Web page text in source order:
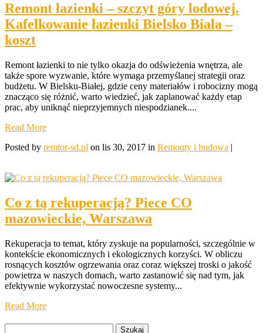
Remont łazienki – szczyt góry lodowej.
Kafelkowanie łazienki Bielsko Biała –
koszt
Remont łazienki to nie tylko okazja do odświeżenia wnętrza, ale
także spore wyzwanie, które wymaga przemyślanej strategii oraz
budżetu. W Bielsku-Białej, gdzie ceny materiałów i robocizny mogą
znacząco się różnić, warto wiedzieć, jak zaplanować każdy etap
prac, aby uniknąć nieprzyjemnych niespodzianek....
Read More
Posted by remtor-sd.pl on lis 30, 2017 in Remonty i budowa |
Co z tą rekuperacją? Piece CO
mazowieckie, Warszawa
Rekuperacja to temat, który zyskuje na popularności, szczególnie w
kontekście ekonomicznych i ekologicznych korzyści. W obliczu
rosnących kosztów ogrzewania oraz coraz większej troski o jakość
powietrza w naszych domach, warto zastanowić się nad tym, jak
efektywnie wykorzystać nowoczesne systemy...
Read More